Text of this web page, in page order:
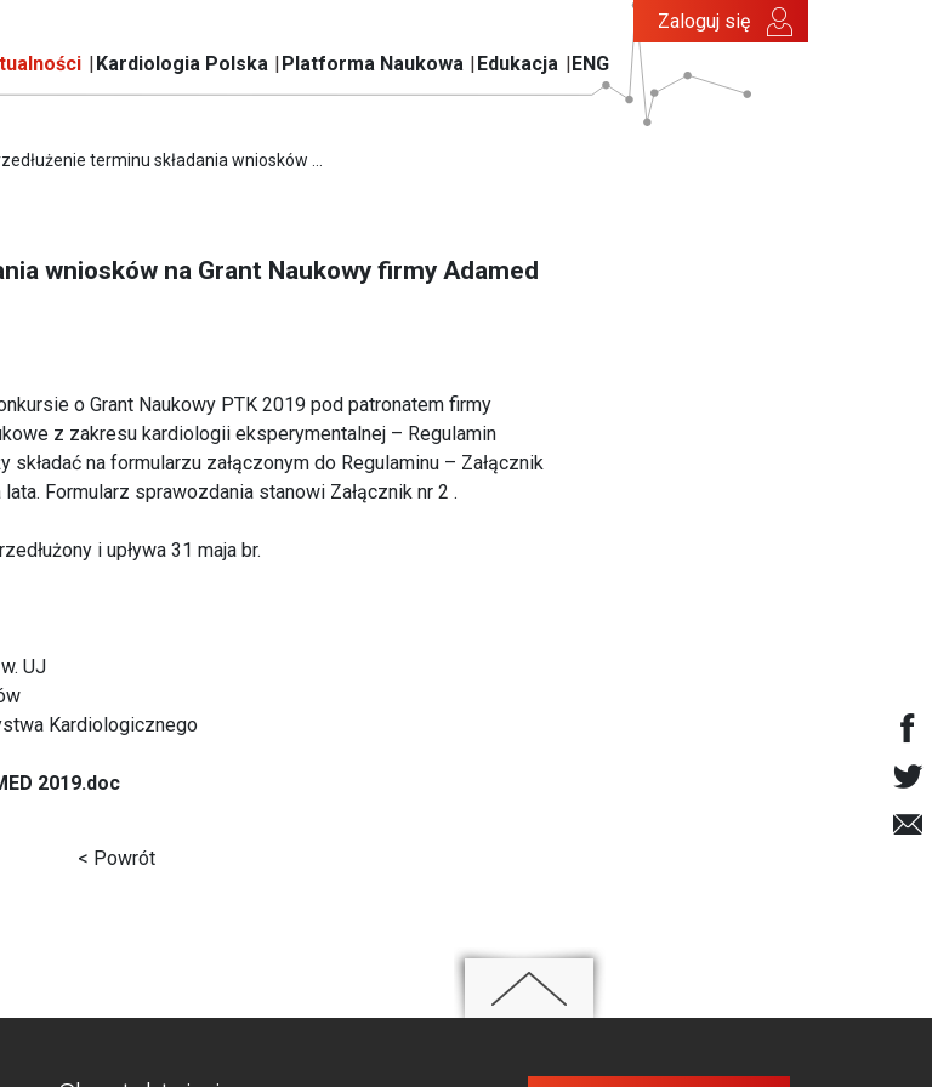
Kardiologia Polska Platforma Naukowa Edukacja ENG
Zaloguj się
terminu składania wniosków ...
wniosków na Grant Naukowy firmy Adamed
o Grant Naukowy PTK 2019 pod patronatem firmy
z zakresu kardiologii eksperymentalnej – Regulamin
składać na formularzu załączonym do Regulaminu – Załącznik
Formularz sprawozdania stanowi Załącznik nr 2 .
i upływa 31 maja br.
UJ
Kardiologicznego
2019.doc
< Powrót